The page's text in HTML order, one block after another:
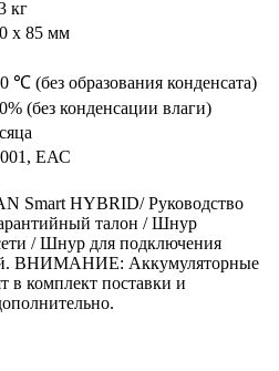
кг
х 85 мм
℃ (без образования конденсата)
(без конденсации влаги)
ЕАС
Smart HYBRID/ Руководство
талон / Шнур
/ Шнур для подключения
ВНИМАНИЕ: Аккумуляторные
в комплект поставки и